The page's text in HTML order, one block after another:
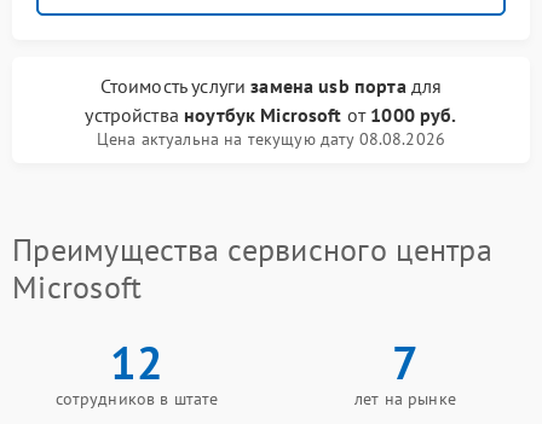
Стоимость услугизамена usb портадля
устройства ноутбук Microsoft от 1000 руб.
Цена актуальна на текущую дату 08.08.2026
Преимущества сервисного центра
Microsoft
12
сотрудников в штате
7
лет на рынке